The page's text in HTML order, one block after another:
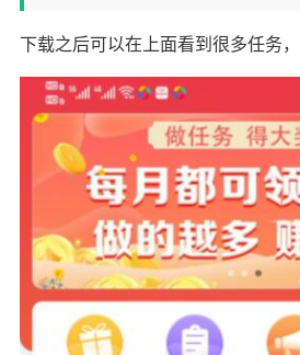
下载之后可以在上面看到很多任务，